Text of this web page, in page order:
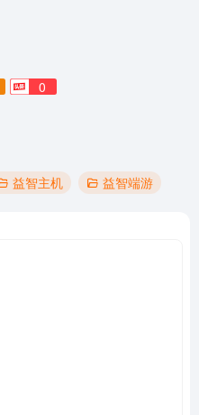
0
益智主机 益智端游